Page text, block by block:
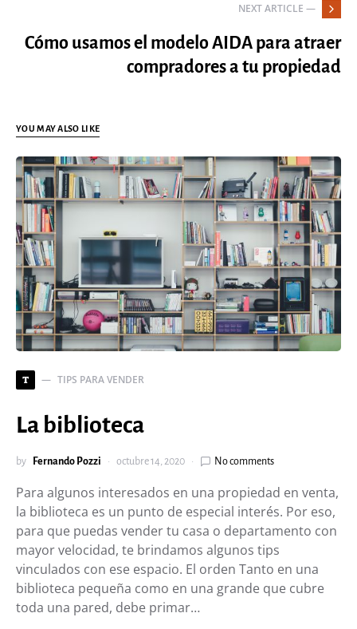
NEXT ARTICLE —
Cómo usamos el modelo AIDA para atraer
compradores a tu propiedad
YOU MAY ALSO LIKE
T TIPS PARA VENDER
La biblioteca
by Fernando Pozzi octubre 14, 2020 No comments
Para algunos interesados en una propiedad en venta,
la biblioteca es un punto de especial interés. Por eso,
para que puedas vender tu casa o departamento con
mayor velocidad, te brindamos algunos tips
vinculados con ese espacio. El orden Tanto en una
biblioteca pequeña como en una grande que cubre
toda una pared, debe primar…